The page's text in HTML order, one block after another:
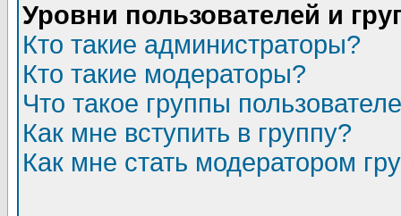
Уровни пользователей и
Кто такие администраторы?
Кто такие модераторы?
Что такое группы
Как мне вступить в группу?
Как мне стать модератором